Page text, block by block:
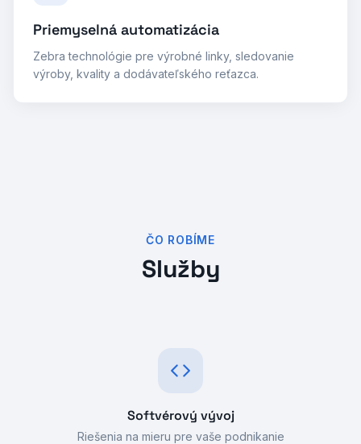
Priemyselná automatizácia
Zebra technológie pre výrobné linky, sledovanie
výroby, kvality a dodávateľského reťazca.
ČO ROBÍME
Služby
Softvérový vývoj
Riešenia na mieru pre vaše podnikanie